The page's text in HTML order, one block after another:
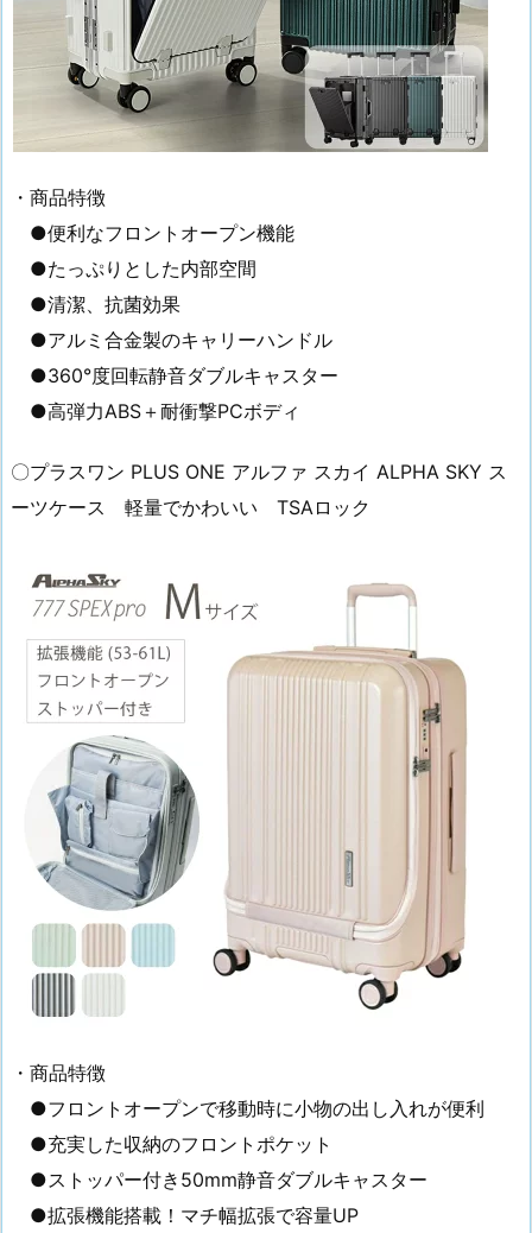
・商品特徴
●便利なフロントオープン機能
●たっぷりとした内部空間
●清潔、抗菌効果
●アルミ合金製のキャリーハンドル
●360°度回転静音ダブルキャスター
●高弾力ABS＋耐衝撃PCボディ
〇プラスワン PLUS ONE アルファ スカイ ALPHA SKY ス
ーツケース 軽量でかわいい TSAロック
・商品特徴
●フロントオープンで移動時に小物の出し入れが便利
●充実した収納のフロントポケット
●ストッパー付き50mm静音ダブルキャスター
●拡張機能搭載！マチ幅拡張で容量UP